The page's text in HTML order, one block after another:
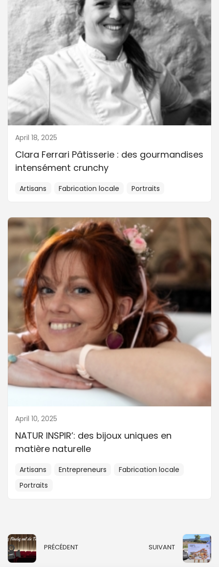
April 18, 2025
Clara Ferrari Pâtisserie : des gourmandises
intensément crunchy
Artisans Fabrication locale Portraits
April 10, 2025
NATUR INSPIR’: des bijoux uniques en
matière naturelle
Artisans Entrepreneurs
Fabrication locale
Portraits
PRÉCÉDENT SUIVANT